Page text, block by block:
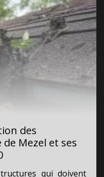
des
Mezel et ses
qui doivent